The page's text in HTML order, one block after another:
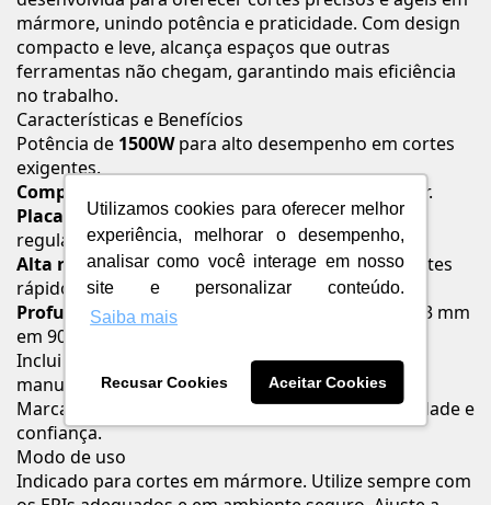
Utilizamos cookies para oferecer melhor
experiência, melhorar o desempenho,
analisar como você interage em nosso
site e personalizar conteúdo.
Saiba mais
Recusar Cookies Aceitar Cookies
mármore, unindo potência e praticidade. Com design
compacto e leve, alcança espaços que outras
ferramentas não chegam, garantindo mais eficiência
no trabalho.
Características e Benefícios
Potência de 1500Wpara alto desempenho em cortes
exigentes.
Compacta e leve
, fácil de manusear e transportar.
Placa-base ajustávele removível, que facilita a
regulagem de profundidade.
Alta rotação de 12.200 rpm , proporcionando cortes
rápidos e suaves.
Profundidade ajustável
: até 26 mm em 45° e 40,3 mm
em 90°.
Inclui acessórios essenciais: chave, chave allen e
manual de instruções.
Marca
, sinônimo de durabilidade e
confiança.
Modo de uso
Indicado para cortes em mármore. Utilize sempre com